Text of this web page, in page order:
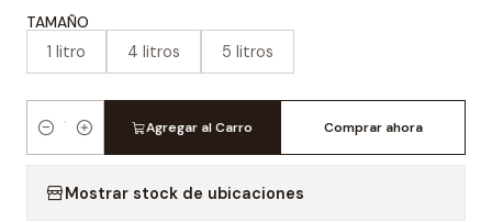
TAMAÑO
1 litro 4 litros 5 litros
Cantidad
Agregar al Carro Comprar ahora
Mostrar stock de ubicaciones